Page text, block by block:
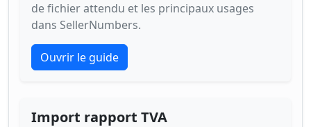
de fichier attendu et les principaux usages
dans SellerNumbers.
Ouvrir le guide
Import rapport TVA